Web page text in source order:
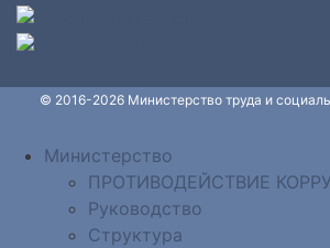
© 2016-2026 Министерство труда и
Министерство
ПРОТИВОДЕЙСТВИЕ
Руководство
Структура